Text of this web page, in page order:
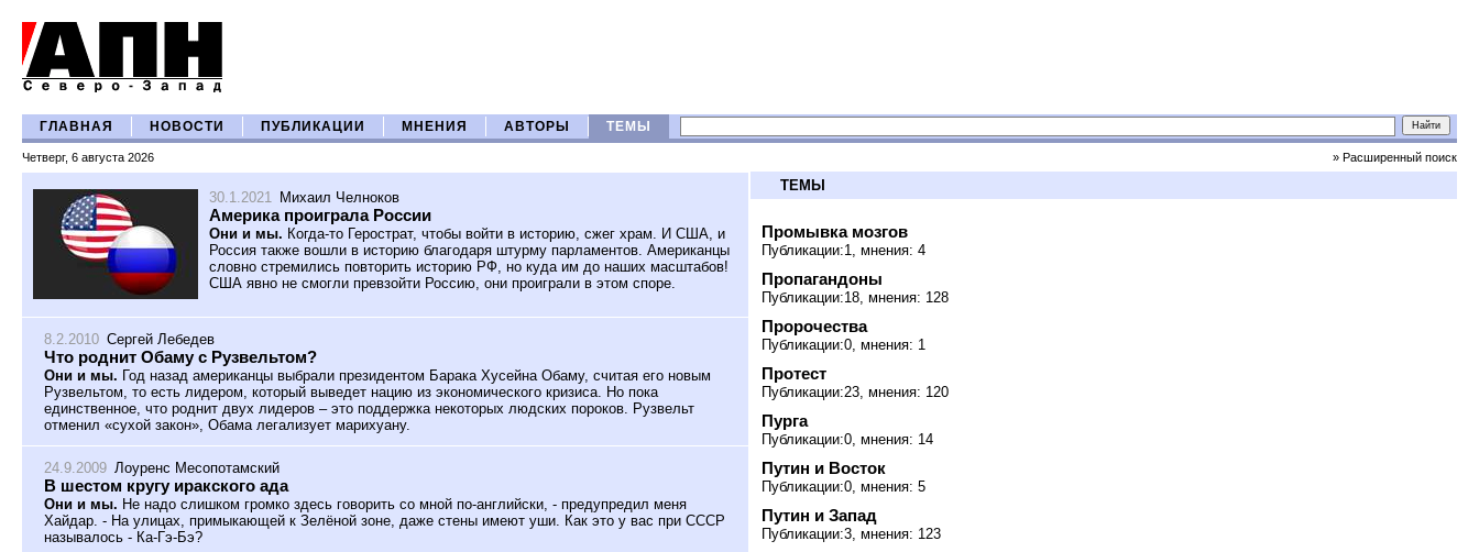
ГЛАВНАЯ НОВОСТИ ПУБЛИКАЦИИ МНЕНИЯ АВТОРЫ ТЕМЫ
Четверг, 6 августа 2026 » Расширенный поиск
30.1.2021 Михаил Челноков
Америка проиграла России
Они и мы. Когда-то Герострат, чтобы войти в историю, сжег храм. И США, и
Россия также вошли в историю благодаря штурму парламентов. Американцы
словно стремились повторить историю РФ, но куда им до наших масштабов!
США явно не смогли превзойти Россию, они проиграли в этом споре.
8.2.2010 Сергей Лебедев
Что роднит Обаму с Рузвельтом?
Они и мы. Год назад американцы выбрали президентом Барака Хусейна Обаму, считая его новым
Рузвельтом, то есть лидером, который выведет нацию из экономического кризиса. Но пока
единственное, что роднит двух лидеров – это поддержка некоторых людских пороков. Рузвельт
отменил «сухой закон», Обама легализует марихуану.
24.9.2009 Лоуренс Месопотамский
В шестом кругу иракского ада
Они и мы. Не надо слишком громко здесь говорить со мной по-английски, - предупредил меня
Хайдар. - На улицах, примыкающей к Зелёной зоне, даже стены имеют уши. Как это у вас при СССР
называлось - Ка-Гэ-Бэ?
ТЕМЫ
Промывка мозгов
Публикации:1, мнения: 4
Пропагандоны
Публикации:18, мнения: 128
Пророчества
Публикации:0, мнения: 1
Протест
Публикации:23, мнения: 120
Пурга
Публикации:0, мнения: 14
Путин и Восток
Публикации:0, мнения: 5
Путин и Запад
Публикации:3, мнения: 123